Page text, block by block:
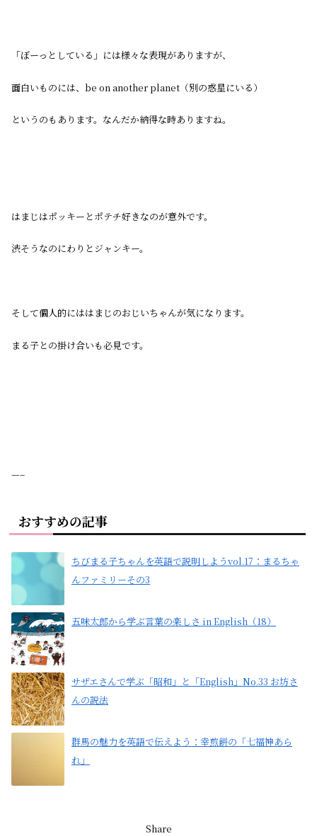
「ぼーっとしている」には様々な表現がありますが、
面白いものには、be on another planet（別の惑星にいる）
というのもあります。なんだか納得な時ありますね。
はまじはポッキーとポテチ好きなのが意外です。
渋そうなのにわりとジャンキー。
そして個人的にははまじのおじいちゃんが気になります。
まる子との掛け合いも必見です。
—–
おすすめの記事
ちびまる子ちゃんを英語で説明しようvol.17：まるちゃ
んファミリーその3
五味太郎から学ぶ言葉の楽しさ in English（18）
サザエさんで学ぶ「昭和」と「English」No.33 お坊さ
んの説法
群馬の魅力を英語で伝えよう：幸煎餅の「七福神あら
れ」
Share